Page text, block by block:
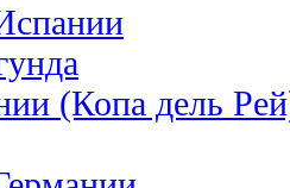
(Копа дель